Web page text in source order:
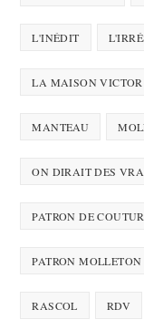
L'INÉDIT
LA MAISON VICTOR
MANTEAU
ON DIRAIT DES
PATRON DE
PATRON MOLLETON
RASCOL RDV